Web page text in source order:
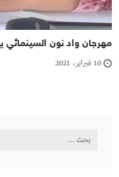
مهرجان واد نون السينمائي
10 فبراير، 2021
البحث